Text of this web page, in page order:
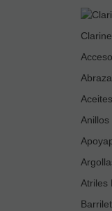
Aceites
Anillos
Atriles